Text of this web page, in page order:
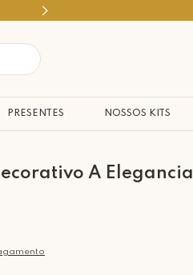
PRESENTES NOSSOS KITS
A